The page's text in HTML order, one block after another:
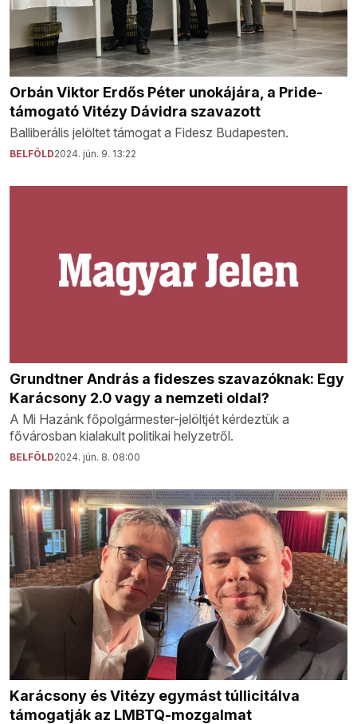
Orbán Viktor Erdős Péter unokájára, a Pride-
támogató Vitézy Dávidra szavazott
Balliberális jelöltet támogat a Fidesz Budapesten.
BELFÖLD2024. jún. 9. 13:22
Grundtner András a fideszes szavazóknak: Egy
Karácsony 2.0 vagy a nemzeti oldal?
A Mi Hazánk főpolgármester-jelöltjét kérdeztük a
fővárosban kialakult politikai helyzetről.
BELFÖLD2024. jún. 8. 08:00
Karácsony és Vitézy egymást túllicitálva
támogatják az LMBTQ-mozgalmat